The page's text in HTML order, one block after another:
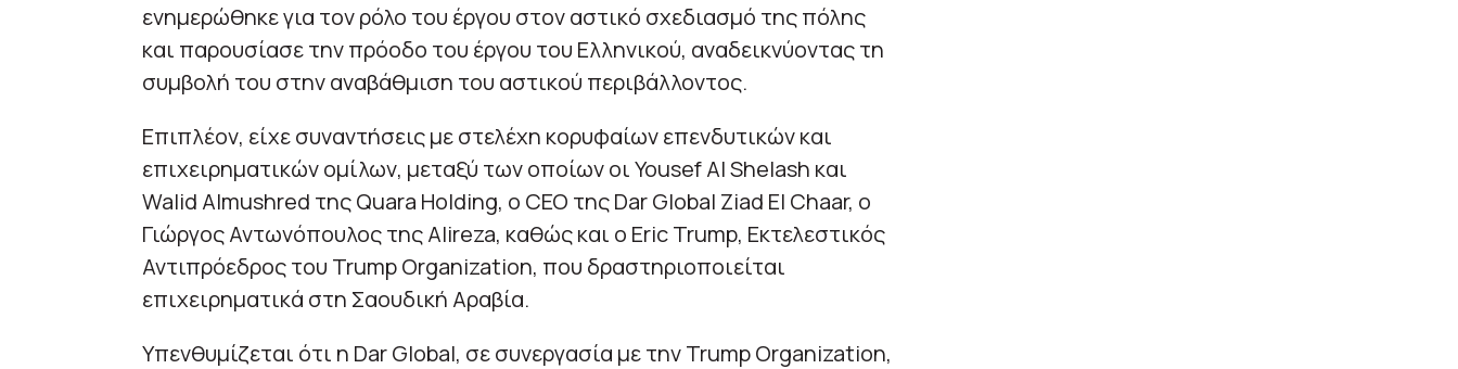
ενημερώθηκε για τον ρόλο του έργου στον αστικό σχεδιασμό της πόλης
και παρουσίασε την πρόοδο του έργου του Ελληνικού, αναδεικνύοντας τη
συμβολή του στην αναβάθμιση του αστικού περιβάλλοντος.
Επιπλέον, είχε συναντήσεις με στελέχη κορυφαίων επενδυτικών και
επιχειρηματικών ομίλων, μεταξύ των οποίων οι Yousef Al Shelash και
Walid Almushred της Quara Holding, ο CEO της Dar Global Ziad El Chaar, ο
Γιώργος Αντωνόπουλος της Alireza, καθώς και ο Eric Trump, Εκτελεστικός
Αντιπρόεδρος του Trump Organization, που δραστηριοποιείται
επιχειρηματικά στη Σαουδική Αραβία.
Υπενθυμίζεται ότι η Dar Global, σε συνεργασία με την Trump Organization,